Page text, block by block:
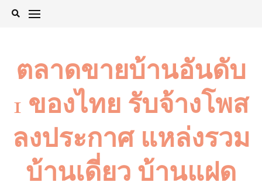
Skip
ตลาดขายบ้านอันดับ
1 ของไทย รับจ้างโพส
ลงประกาศ แหล่งรวม
บ้านเดี่ยว บ้านแฝด